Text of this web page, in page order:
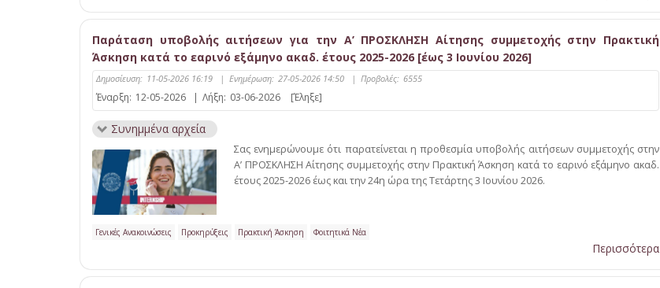
Παράταση υποβολής αιτήσεων για την Α’ ΠΡΟΣΚΛΗΣΗ Αίτησης συμμετοχής στην Πρακτική
Άσκηση κατά το εαρινό εξάμηνο ακαδ. έτους 2025-2026 [έως 3 Ιουνίου 2026]
Δημοσίευση: 11-05-2026 16:19 | Ενημέρωση: 27-05-2026 14:50 | Προβολές: 6555
Έναρξη: 12-05-2026 | Λήξη: 03-06-2026 [Έληξε]
Συνημμένα αρχεία
Σας ενημερώνουμε ότι παρατείνεται η προθεσμία υποβολής αιτήσεων συμμετοχής στην
Α’ ΠΡΟΣΚΛΗΣΗ Αίτησης συμμετοχής στην Πρακτική Άσκηση κατά το εαρινό εξάμηνο ακαδ.
έτους 2025-2026 έως και την 24η ώρα της Τετάρτης 3 Ιουνίου 2026.
Γενικές Ανακοινώσεις Προκηρύξεις Πρακτική Άσκηση Φοιτητικά Νέα
Περισσότερα